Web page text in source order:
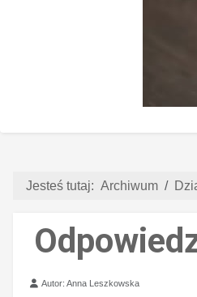
Jesteś tutaj: Archiwum
Szczegóły
Autor:Anna Leszkowska